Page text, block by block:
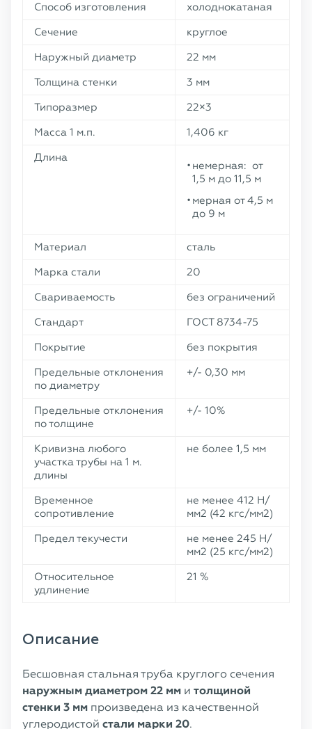
Способ изготовления
холоднокатаная
Сечение
круглое
Наружный диаметр
22 мм
Толщина стенки
3 мм
Типоразмер
22×3
Масса 1 м.п.
1,406 кг
Длина
немерная: от
1,5 м до 11,5 м
мерная от 4,5 м
до 9 м
Материал
сталь
Марка стали
20
Свариваемость
без ограничений
Стандарт
ГОСТ 8734-75
Покрытие
без покрытия
Предельные отклонения
по диаметру
+/- 0,30 мм
Предельные отклонения
по толщине
+/- 10%
Кривизна любого
участка трубы на 1 м.
длины
не более 1,5 мм
Временное
сопротивление
не менее 412 Н/
мм2 (42 кгс/мм2)
Предел текучести
не менее 245 Н/
мм2 (25 кгс/мм2)
Относительное
удлинение
21 %
Описание
Бесшовная стальная труба круглого сечения
наружным диаметром 22 мм и толщиной
стенки 3 мм произведена из качественной
углеродистой стали марки 20.